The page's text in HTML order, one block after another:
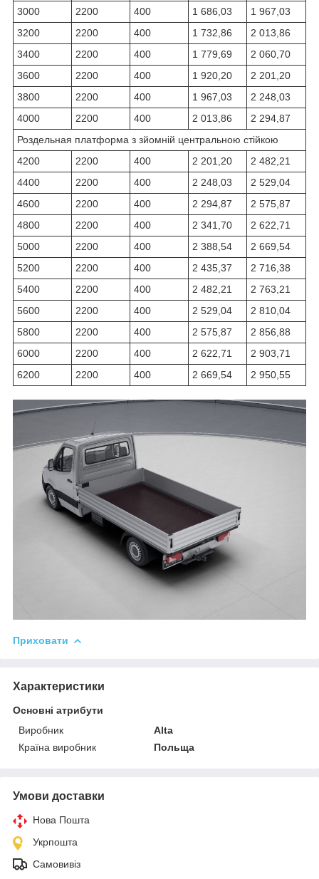
3000
2200 400 1 686,03
1 967,03
3200
2200 400 1 732,86
2 013,86
3400
2200 400 1 779,69
2 060,70
3600
2200 400 1 920,20
2 201,20
3800
2200 400 1 967,03
2 248,03
4000
2200 400 2 013,86
2 294,87
Роздельная платформа з зйомній центральною стійкою
4200
2200 400 2 201,20
2 482,21
4400
2200 400 2 248,03
2 529,04
4600
2200 400 2 294,87
2 575,87
4800
2200 400 2 341,70
2 622,71
5000
2200 400 2 388,54
2 669,54
5200
2200 400 2 435,37
2 716,38
5400
2200 400 2 482,21
2 763,21
5600
2200 400 2 529,04
2 810,04
5800
2200 400 2 575,87
2 856,88
6000
2200 400 2 622,71
2 903,71
6200
2200 400 2 669,54 2 950,55
Приховати
Характеристики
Основні атрибути
Виробник
Alta
Країна виробник
Польща
Умови доставки
Нова Пошта
Укрпошта
Самовивіз